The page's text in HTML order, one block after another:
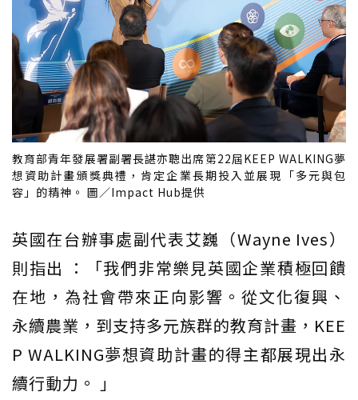
教育部青年發展署副署長諶亦聰出席第22屆KEEP WALKING夢
想資助計畫頒獎典禮，肯定企業長期投入並展現「多元與包
容」的精神。 圖／Impact Hub提供
英國在台辦事處副代表艾巍（Wayne Ives）
則指出 ：「我們非常樂見英國企業積極回饋
在地，為社會帶來正向影響。從文化復興、
永續農業，到支持多元族群的教育計畫，KEE
P WALKING夢想資助計畫的得主都展現出永
續行動力。 」